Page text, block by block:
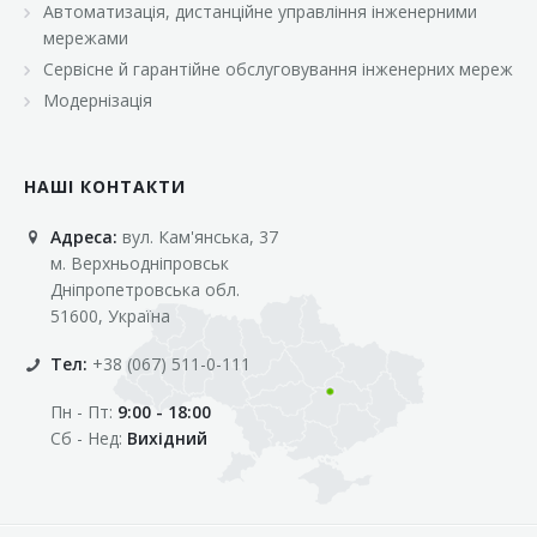
«Марс»
«Оптовичок»
«Свіжачок»
«Сільпо»
«Фора»
«Фреш»
«Фуршет»
«Цент»
Автоматизація, дистанційне управління інженерними
мережами
Сервісне й гарантійне обслуговування інженерних мереж
Модернізація
НАШІ КОНТАКТИ
Адреса: вул. Кам'янська, 37
м. Верхньодніпровськ
Дніпропетровська обл.
51600, Україна
Тел: +38 (067) 511-0-111
Пн - Пт: 9:00 - 18:00
Сб - Нед: Вихідний